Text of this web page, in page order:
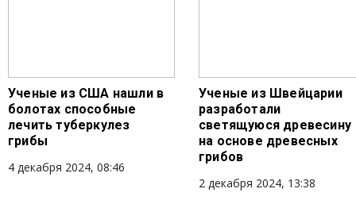
Ученые из США нашли в
болотах способные
лечить туберкулез
грибы
4 декабря 2024, 08:46
Ученые из Швейцарии
разработали
светящуюся древесину
на основе древесных
грибов
2 декабря 2024, 13:38